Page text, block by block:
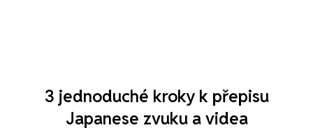
3 jednoduché kroky k přepisu
Japanese zvuku a videa